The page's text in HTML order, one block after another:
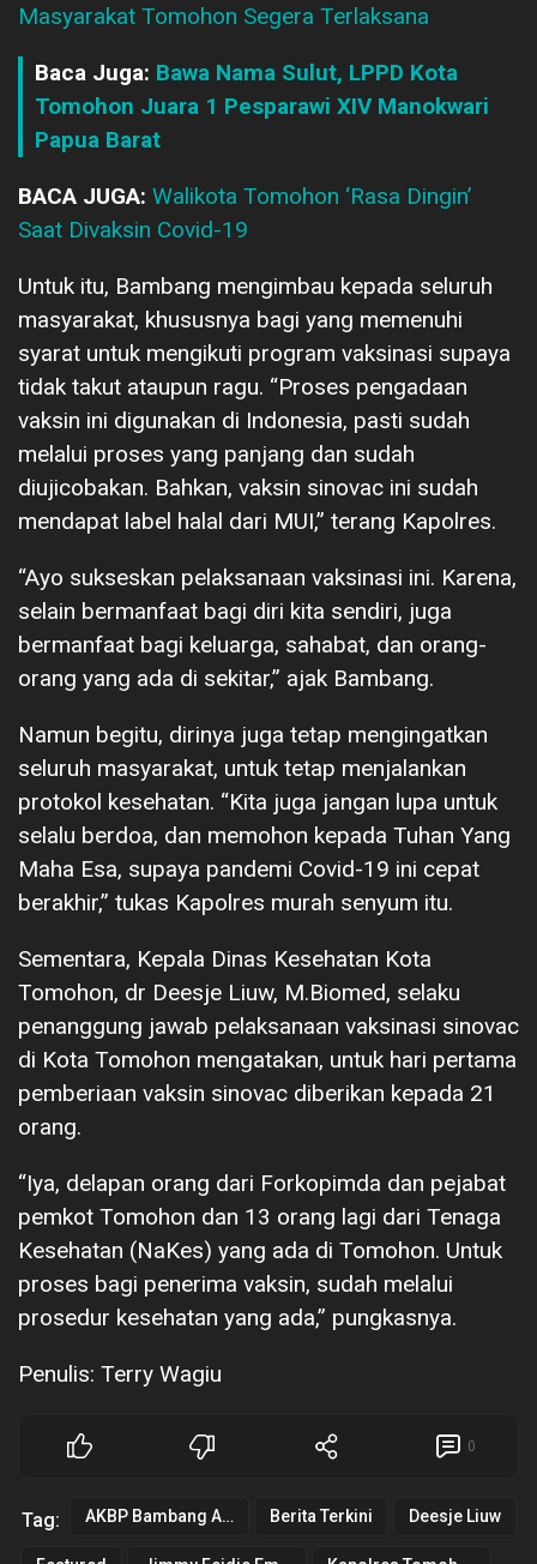
Masyarakat Tomohon Segera Terlaksana
Baca Juga: Bawa Nama Sulut, LPPD Kota
Tomohon Juara 1 Pesparawi XIV Manokwari
Papua Barat
BACA JUGA: Walikota Tomohon ‘Rasa Dingin’
Saat Divaksin Covid-19
Untuk itu, Bambang mengimbau kepada seluruh
masyarakat, khususnya bagi yang memenuhi
syarat untuk mengikuti program vaksinasi supaya
tidak takut ataupun ragu. “Proses pengadaan
vaksin ini digunakan di Indonesia, pasti sudah
melalui proses yang panjang dan sudah
diujicobakan. Bahkan, vaksin sinovac ini sudah
mendapat label halal dari MUI,” terang Kapolres.
“Ayo sukseskan pelaksanaan vaksinasi ini. Karena,
selain bermanfaat bagi diri kita sendiri, juga
bermanfaat bagi keluarga, sahabat, dan orang-
orang yang ada di sekitar,” ajak Bambang.
Namun begitu, dirinya juga tetap mengingatkan
seluruh masyarakat, untuk tetap menjalankan
protokol kesehatan. “Kita juga jangan lupa untuk
selalu berdoa, dan memohon kepada Tuhan Yang
Maha Esa, supaya pandemi Covid-19 ini cepat
berakhir,” tukas Kapolres murah senyum itu.
Sementara, Kepala Dinas Kesehatan Kota
Tomohon, dr Deesje Liuw, M.Biomed, selaku
penanggung jawab pelaksanaan vaksinasi sinovac
di Kota Tomohon mengatakan, untuk hari pertama
pemberiaan vaksin sinovac diberikan kepada 21
orang.
“Iya, delapan orang dari Forkopimda dan pejabat
pemkot Tomohon dan 13 orang lagi dari Tenaga
Kesehatan (NaKes) yang ada di Tomohon. Untuk
proses bagi penerima vaksin, sudah melalui
prosedur kesehatan yang ada,” pungkasnya.
Penulis: Terry Wagiu
0
Tag: AKBP Bambang Ashari Gatot Berita Terkini Deesje Liuw